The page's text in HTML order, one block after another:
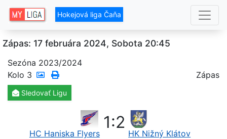
Hokejová liga Čaňa
Zápas: 17 februára 2024, Sobota 20:45
Sezóna 2023/2024
Kolo 3 Zápas
Sledovať Ligu
HC Haniska Flyers
1:2
HK Nižný Klátov